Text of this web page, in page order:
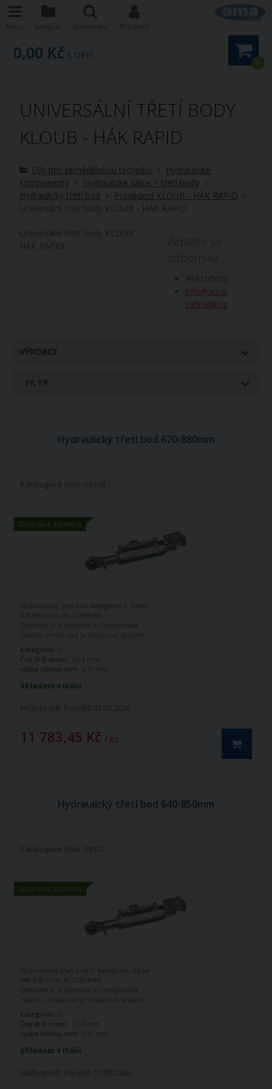
0
0,00 Kč s DPH
UNIVERSÁLNÍ TŘETÍ BODY
KLOUB - HÁK RAPID
Díly pro zemědělskou techniku
Hydraulické
komponenty
Hydraulické válce + třetí body
Hydraulický třetí bod
Provedení KLOUB - HÁK RAPID
Universální třetí body KLOUB - HÁK RAPID
Zeptejte se
odborníka
498100050
info@ama-
zahrada.cz
Universální třetí body KLOUB -
HÁK RAPID
VÝROBCE
Hydraulický třetí bod 670-880mm
Doprava zdarma
Katalogové číslo: 08108
Skladem v Itálii
Můžete mít: Pondělí 07.09.2026
11 783,45 Kč / ks
Hydraulický třetí bod kategorie 2, délka
670-880 mm, KLOUB/HÁK.
Obrázek je ilustrativní a neodpovídá
realitě - místo oka je kloubové spojení.
Kategorie:
Čep Ø D (mm):
25,4 mm
výška zdvihu mm:
210 mm
Hydraulický třetí bod 640-850mm
Doprava zdarma
Katalogové číslo: 08107
Skladem v Itálii
Můžete mít: Pondělí 07.09.2026
Hydraulický třetí bod 2. kategorie, délka
640-850 mm, KLOUB/HÁK.
Obrázek je ilustrativní a neodpovídá
realitě - místo oka je kloubové spojení.
Kategorie:
Čep Ø D (mm):
25,4 mm
výška zdvihu mm:
210 mm
Menu Kategorie Vyhledávání Přihlášení